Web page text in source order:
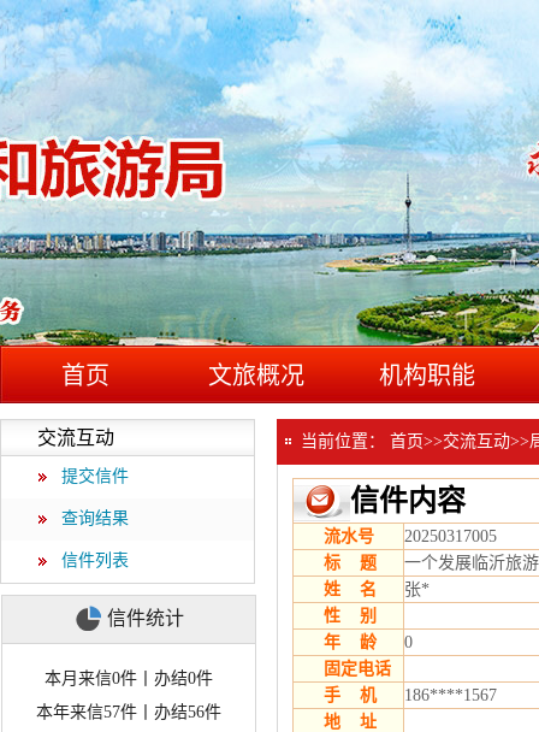
首页 文旅概况 机构职能
交流互动
提交信件
查询结果
信件列表
信件统计
本月来信0件丨办结0件
本年来信57件丨办结56件
当前位置： 首页>>交流互动>>
信件内容
流水号
20250317005
标 题
一个发展临沂旅
姓 名
张*
性 别
年 龄
0
固定电话
手 机
186****1567
地 址